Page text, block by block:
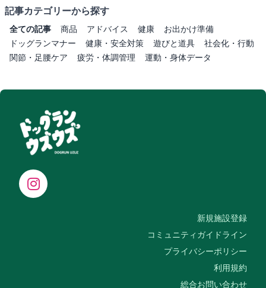
記事カテゴリーから探す
全ての記事 商品 アドバイス 健康
お出かけ準備
ドッグランマナー
健康・安全対策 遊びと道具
社会化・行動
関節・足腰ケア
疲労・体調管理 運動・身体データ
新規施設登録
コミュニティガイドライン
プライバシーポリシー
利用規約
総合お問い合わせ